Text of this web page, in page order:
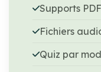
Supports
Fichiers
Quiz par